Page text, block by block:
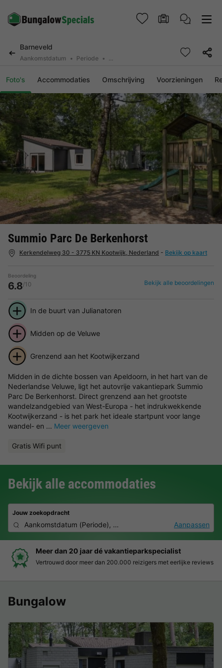
Barneveld
Aankomstdatum Periode 2 personen, 0 huisdier
Foto's Accommodaties Omschrijving Voorzieningen
Summio Parc De Berkenhorst
Kerkendelweg 30 - 3775 KN Kootwijk, Nederland - Bekijk op kaart
Beoordeling
6.8/10 Bekijk alle beoordelingen
In de buurt van Julianatoren
Midden op de Veluwe
Grenzend aan het Kootwijkerzand
Midden in de dichte bossen van Apeldoorn, in het hart van de
Nederlandse Veluwe, ligt het autovrije vakantiepark Summio
Parc De Berkenhorst. Direct grenzend aan het grootste
wandelzandgebied van West-Europa - het indrukwekkende
Kootwijkerzand - is het park het ideale startpunt voor lange
wandel- en ... Meer weergeven
Gratis Wifi punt
Bekijk alle accommodaties
Jouw zoekopdracht
Aankomstdatum (Periode), 2 personen, 0 huisdierAanpassen
Boek eenvoudig en zonder stress
Duidelijke prijzen, moeiteloos boeken en veilige betaalomgeving
Bungalow